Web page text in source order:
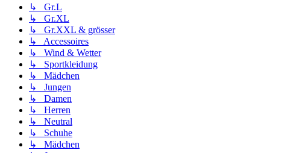
↳ Gr.L
↳ Gr.XL
↳ Gr.XXL & grösser
↳ Accessoires
↳ Wind & Wetter
↳ Sportkleidung
↳ Mädchen
↳ Jungen
↳ Damen
↳ Herren
↳ Neutral
↳ Schuhe
↳ Mädchen